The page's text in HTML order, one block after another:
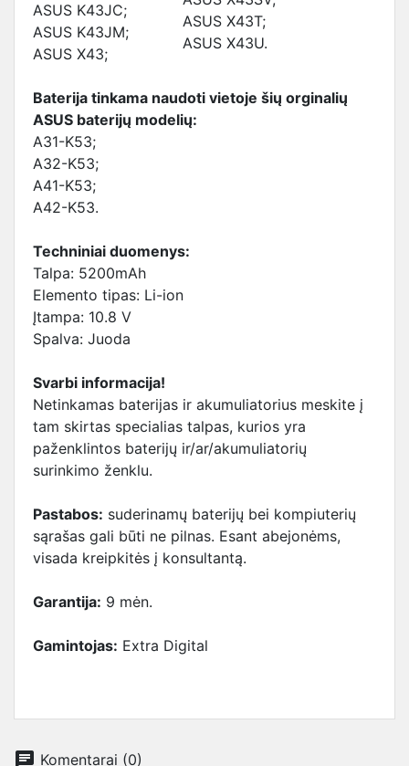
ASUS K43JC;
ASUS K43JM;
ASUS X43;
ASUS X43T;
ASUS X43U.
Baterija tinkama naudoti vietoje šių orginalių
ASUS baterijų modelių:
A31-K53;
A32-K53;
A41-K53;
A42-K53.
Techniniai duomenys:
Talpa: 5200mAh
Elemento tipas: Li-ion
Įtampa: 10.8 V
Spalva: Juoda
Svarbi informacija!
Netinkamas baterijas ir akumuliatorius meskite į
tam skirtas specialias talpas, kurios yra
paženklintos baterijų ir/ar/akumuliatorių
surinkimo ženklu.
Pastabos: suderinamų baterijų bei kompiuterių
sąrašas gali būti ne pilnas. Esant abejonėms,
visada kreipkitės į konsultantą.
Garantija: 9 mėn.
Gamintojas: Extra Digital
chat Komentarai (0)